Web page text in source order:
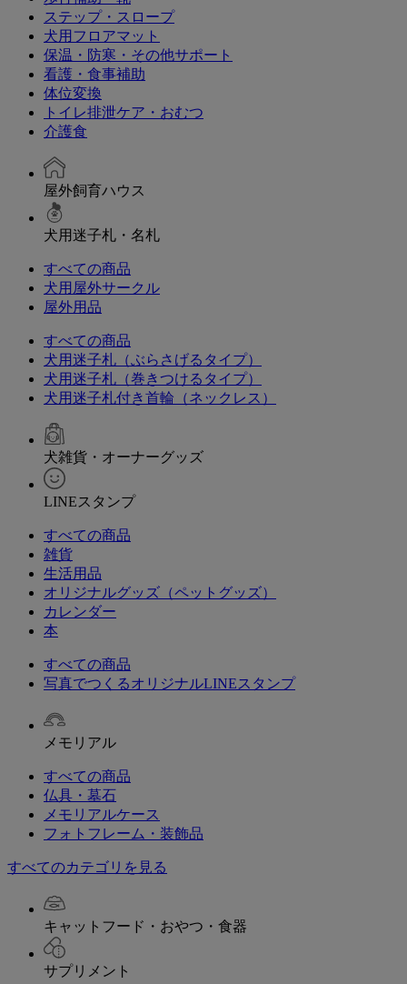
ステップ・スロープ
犬用フロアマット
保温・防寒・その他サポート
看護・食事補助
体位変換
トイレ排泄ケア・おむつ
介護食
屋外飼育ハウス
犬用迷子札・名札
すべての商品
犬用屋外サークル
屋外用品
すべての商品
犬用迷子札（ぶらさげるタイプ）
犬用迷子札（巻きつけるタイプ）
犬用迷子札付き首輪（ネックレス）
犬雑貨・オーナーグッズ
LINEスタンプ
すべての商品
雑貨
生活用品
オリジナルグッズ（ペットグッズ）
カレンダー
本
すべての商品
写真でつくるオリジナルLINEスタンプ
メモリアル
すべての商品
仏具・墓石
メモリアルケース
フォトフレーム・装飾品
すべてのカテゴリを見る
キャットフード・おやつ・食器
サプリメント